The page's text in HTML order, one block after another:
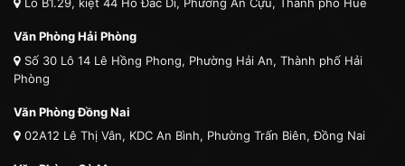
Lô B1.29, kiệt 44 Hồ Đắc Di, Phường An Cựu, Thành phố Huế
Văn Phòng Hải Phòng
Số 30 Lô 14 Lê Hồng Phong, Phường Hải An, Thành phố Hải
Phòng
Văn Phòng Đồng Nai
02A12 Lê Thị Vân, KDC An Bình, Phường Trấn Biên, Đồng Nai